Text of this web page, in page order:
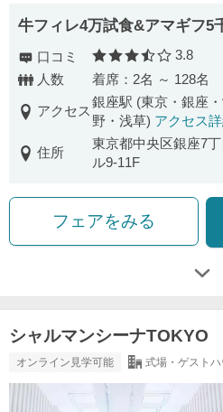
牛フィレ4万試食&アマギフ
口コミ 口コミ
3.8
人数
着席：2名 ～ 128名
アクセス
銀座駅 (東京・銀座
野・浅草) アクセス
住所
東京都中央区銀座7
ル9-11F
フェアをみる
シャルマンシーナTOKYO
オンライン見学可能 式場・ゲストハ